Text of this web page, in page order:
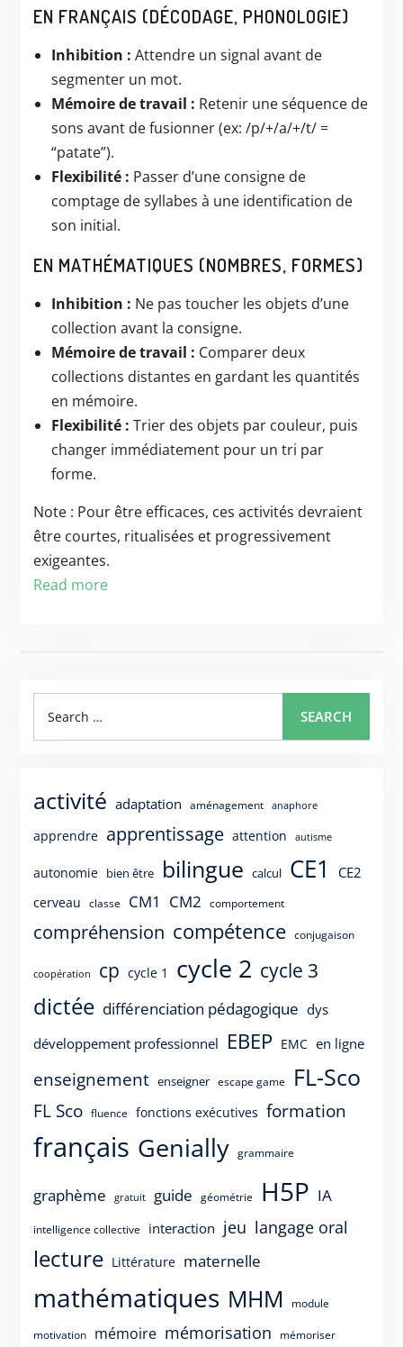
EN FRANÇAIS (DÉCODAGE, PHONOLOGIE)
Inhibition : Attendre un signal avant de
segmenter un mot.
Mémoire de travail : Retenir une séquence de
sons avant de fusionner (ex: /p/+/a/+/t/ =
“patate”).
Flexibilité : Passer d’une consigne de
comptage de syllabes à une identification de
son initial.
EN MATHÉMATIQUES (NOMBRES, FORMES)
Inhibition : Ne pas toucher les objets d’une
collection avant la consigne.
Mémoire de travail : Comparer deux
collections distantes en gardant les quantités
en mémoire.
Flexibilité : Trier des objets par couleur, puis
changer immédiatement pour un tri par
forme.
Note : Pour être efficaces, ces activités devraient
être courtes, ritualisées et progressivement
exigeantes.
Read more
for:
SEARCH
activité adaptation aménagement anaphore
apprendre apprentissage attention autisme
autonomie bien être bilingue calcul CE1 CE2
cerveau classe CM1 CM2 comportement
compréhension compétence conjugaison
coopération cp cycle 1 cycle 2 cycle 3
dictée différenciation pédagogique dys
développement professionnel EBEP EMC en ligne
enseignement enseigner escape game FL-Sco
FL Sco fluence fonctions exécutives formation
français Genially grammaire
graphème gratuit guide géométrie H5P IA
intelligence collective interaction jeu langage oral
lecture Littérature maternelle
mathématiques MHM module
motivation mémoire mémorisation mémoriser